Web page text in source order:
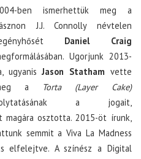
ben ismerhettük meg a
J.J. Connolly névtelen
Daniel Craig
Ugorjunk 2013-
ugyanisJason Statham vette
a Torta (Layer Cake)
a jogait,
magára osztotta. 2015-öt írunk,
semmit a Viva La Madness
elfelejtve. A színész a Digital